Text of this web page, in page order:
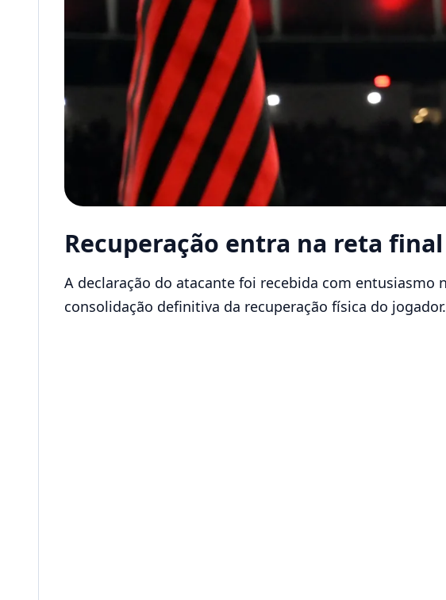
Recuperação entra na reta final
A declaração do atacante foi recebida com
consolidação definitiva da recuperação física do jogador.